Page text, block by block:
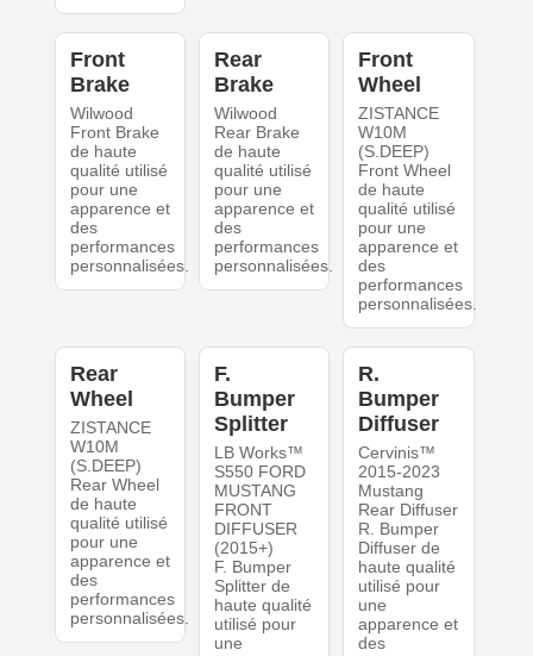
Front
Brake
Wilwood
Front Brake
de haute
qualité utilisé
pour une
apparence et
des
performances
personnalisées.
Rear
Brake
Wilwood
Rear Brake
de haute
qualité utilisé
pour une
apparence et
des
performances
personnalisées.
Front
Wheel
ZISTANCE
W10M
(S.DEEP)
Front Wheel
de haute
qualité utilisé
pour une
apparence et
des
performances
personnalisées.
Rear
Wheel
ZISTANCE
W10M
(S.DEEP)
Rear Wheel
de haute
qualité utilisé
pour une
apparence et
des
performances
personnalisées.
F.
Bumper
Splitter
LB Works™
S550 FORD
MUSTANG
FRONT
DIFFUSER
(2015+)
F. Bumper
Splitter de
haute qualité
utilisé pour
une
R.
Bumper
Diffuser
Cervinis™
2015-2023
Mustang
Rear Diffuser
R. Bumper
Diffuser de
haute qualité
utilisé pour
une
apparence et
des